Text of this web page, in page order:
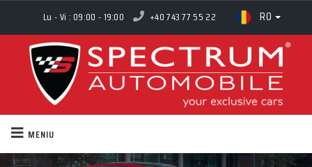
Lu - Vi : 09:00 - 19:00 +40 743 77 55 22 RO
MENIU